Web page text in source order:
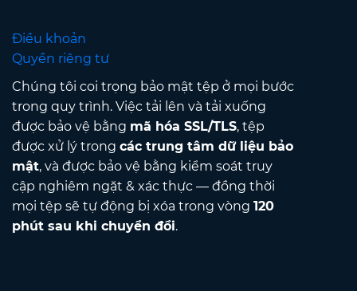
Điều khoản
Quyền riêng tư
Chúng tôi coi trọng bảo mật tệp ở mọi bước
trong quy trình. Việc tải lên và tải xuống
được bảo vệ bằng mã hóa SSL/TLS, tệp
được xử lý trong các trung tâm dữ liệu bảo
mật, và được bảo vệ bằng kiểm soát truy
cập nghiêm ngặt & xác thực — đồng thời
mọi tệp sẽ tự động bị xóa trong vòng 120
phút sau khi chuyển đổi.